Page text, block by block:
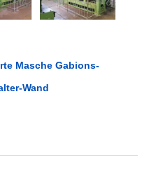
Masche Gabions-
Wand